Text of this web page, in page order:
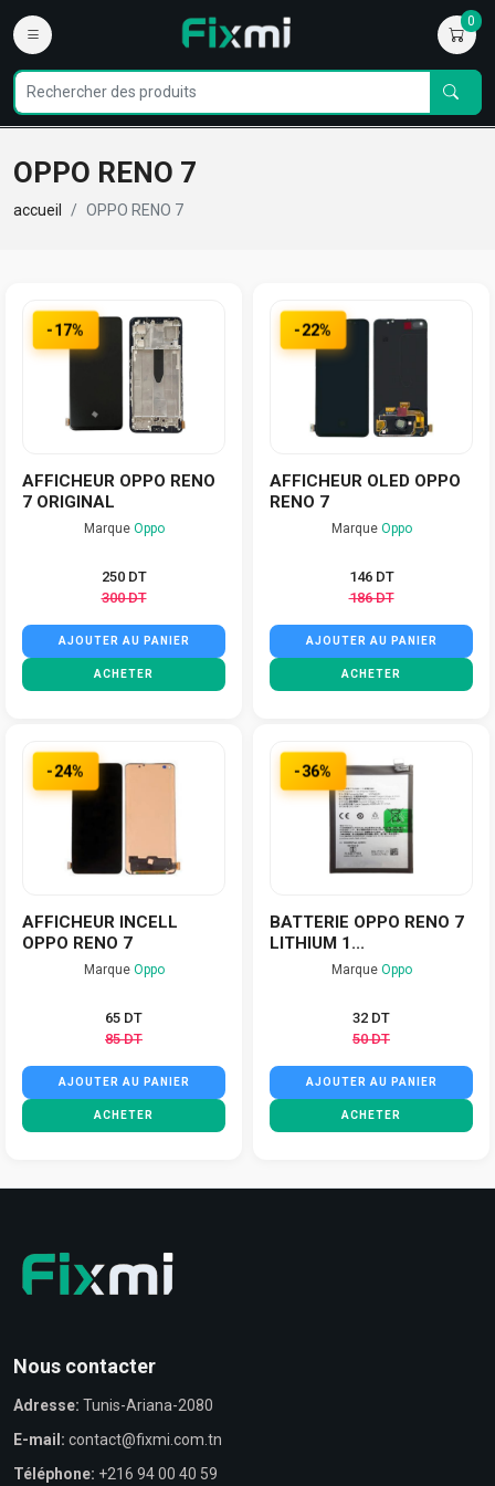
0
OPPO RENO 7
accueil OPPO RENO 7
-17%
AFFICHEUR OPPO RENO
7 ORIGINAL
Marque Oppo
250 DT
300 DT
AJOUTER AU PANIER
ACHETER
-22%
AFFICHEUR OLED OPPO
RENO 7
Marque Oppo
146 DT
186 DT
AJOUTER AU PANIER
ACHETER
-24%
AFFICHEUR INCELL
OPPO RENO 7
Marque Oppo
65 DT
85 DT
AJOUTER AU PANIER
ACHETER
-36%
BATTERIE OPPO RENO 7
LITHIUM 1...
Marque Oppo
32 DT
50 DT
AJOUTER AU PANIER
ACHETER
Nous contacter
Adresse: Tunis-Ariana-2080
E-mail: contact@fixmi.com.tn
Téléphone: +216 94 00 40 59